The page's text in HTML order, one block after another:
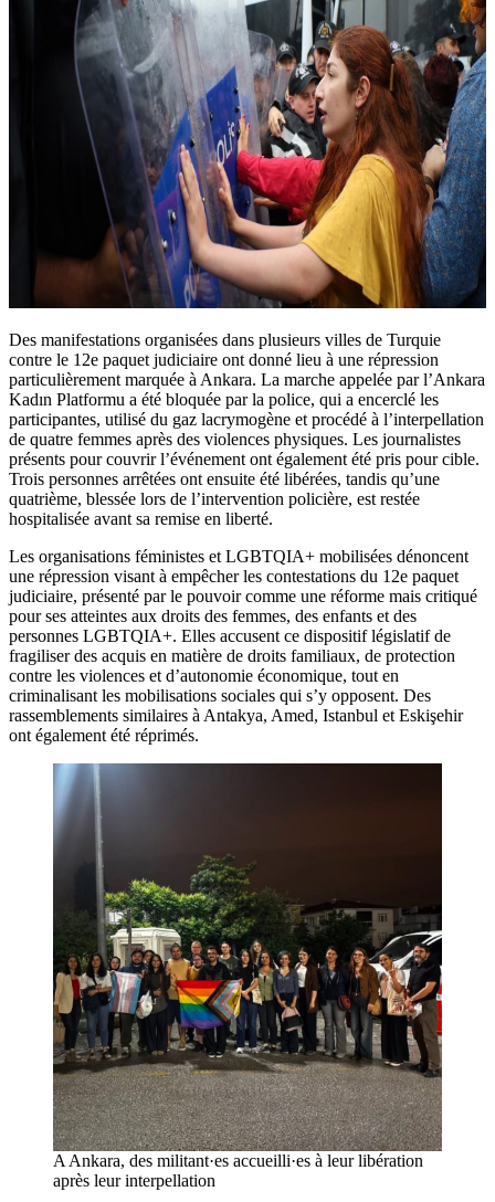
Des manifestations organisées dans plusieurs villes de Turquie
contre le 12e paquet judiciaire ont donné lieu à une répression
particulièrement marquée à Ankara. La marche appelée par l’Ankara
Kadın Platformu a été bloquée par la police, qui a encerclé les
participantes, utilisé du gaz lacrymogène et procédé à l’interpellation
de quatre femmes après des violences physiques. Les journalistes
présents pour couvrir l’événement ont également été pris pour cible.
Trois personnes arrêtées ont ensuite été libérées, tandis qu’une
quatrième, blessée lors de l’intervention policière, est restée
hospitalisée avant sa remise en liberté.
Les organisations féministes et LGBTQIA+ mobilisées dénoncent
une répression visant à empêcher les contestations du 12e paquet
judiciaire, présenté par le pouvoir comme une réforme mais critiqué
pour ses atteintes aux droits des femmes, des enfants et des
personnes LGBTQIA+. Elles accusent ce dispositif législatif de
fragiliser des acquis en matière de droits familiaux, de protection
contre les violences et d’autonomie économique, tout en
criminalisant les mobilisations sociales qui s’y opposent. Des
rassemblements similaires à Antakya, Amed, Istanbul et Eskişehir
ont également été réprimés.
A Ankara, des militant·es accueilli·es à leur libération
après leur interpellation